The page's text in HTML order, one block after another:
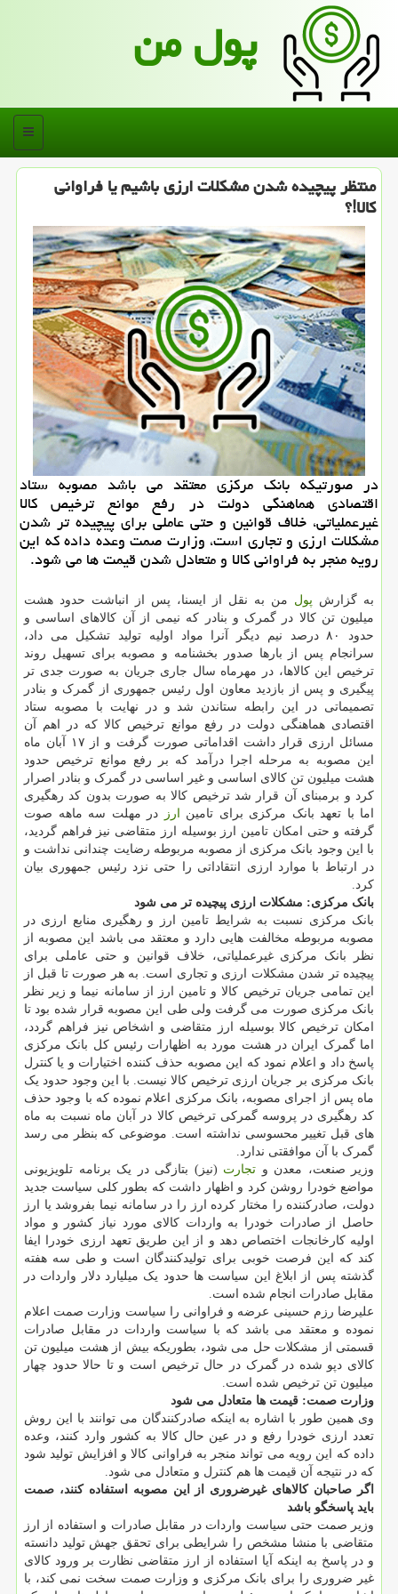
پول من
منو
منتظر پیچیده شدن مشكلات ارزی باشیم یا فراوانی
كالا!؟
در صورتیکه بانک مرکزی معتقد می باشد مصوبه ستاد
اقتصادی هماهنگی دولت در رفع موانع ترخیص کالا
غیرعملیاتی، خلاف قوانین و حتی عاملی برای پیچیده تر شدن
مشکلات ارزی و تجاری است، وزارت صمت وعده داده که این
رویه منجر به فراوانی کالا و متعادل شدن قیمت ها می شود.
به گزارش پول من به نقل از ایسنا، پس از انباشت حدود هشت
میلیون تن کالا در گمرک و بنادر که نیمی از آن کالاهای اساسی و
حدود ۸۰ درصد نیم دیگر آنرا مواد اولیه تولید تشکیل می داد،
سرانجام پس از بارها صدور بخشنامه و مصوبه برای تسهیل روند
ترخیص این کالاها، در مهرماه سال جاری جریان به صورت جدی تر
پیگیری و پس از بازدید معاون اول رئیس جمهوری از گمرک و بنادر
تصمیماتی در این رابطه ستاندن شد و در نهایت با مصوبه ستاد
اقتصادی هماهنگی دولت در رفع موانع ترخیص کالا که در اهم آن
مسائل ارزی قرار داشت اقداماتی صورت گرفت و از ۱۷ آبان ماه
این مصوبه به مرحله اجرا درآمد که بر رفع موانع ترخیص حدود
هشت میلیون تن کالای اساسی و غیر اساسی در گمرک و بنادر اصرار
کرد و برمبنای آن قرار شد ترخیص کالا به صورت بدون کد رهگیری
اما با تعهد بانک مرکزی برای تامین ارز
در مهلت سه ماهه صوت
گرفته و حتی امکان تامین ارز بوسیله ارز متقاضی نیز فراهم گردید،
با این وجود بانک مرکزی از مصوبه مربوطه رضایت چندانی نداشت و
در ارتباط با موارد ارزی انتقاداتی را حتی نزد رئیس جمهوری بیان
کرد.
بانک مرکزی: مشکلات ارزی پیچیده تر می شود
بانک مرکزی نسبت به شرایط تامین ارز و رهگیری منابع ارزی در
مصوبه مربوطه مخالفت هایی دارد و معتقد می باشد این مصوبه از
نظر بانک مرکزی غیرعملیاتی، خلاف قوانین و حتی عاملی برای
پیچیده تر شدن مشکلات ارزی و تجاری است. به هر صورت تا قبل از
این تمامی جریان ترخیص کالا و تامین ارز از سامانه نیما و زیر نظر
بانک مرکزی صورت می گرفت ولی طی این مصوبه قرار شده بود تا
امکان ترخیص کالا بوسیله ارز متقاضی و اشخاص نیز فراهم گردد،
اما گمرک ایران در هشت مورد به اظهارات رئیس کل بانک مرکزی
پاسخ داد و اعلام نمود که این مصوبه حذف کننده اختیارات و یا کنترل
بانک مرکزی بر جریان ارزی ترخیص کالا نیست. با این وجود حدود یک
ماه پس از اجرای مصوبه، بانک مرکزی اعلام نموده که با وجود حذف
کد رهگیری در پروسه گمرکی ترخیص کالا در آبان ماه نسبت به ماه
های قبل تغییر محسوسی نداشته است. موضوعی که بنظر می رسد
گمرک با آن موافقتی ندارد.
وزیر صنعت، معدن و تجارت (نیز) بتازگی در یک برنامه تلویزیونی
مواضع خودرا روشن کرد و اظهار داشت که بطور کلی سیاست جدید
دولت، صادرکننده را مختار کرده ارز را در سامانه نیما بفروشد یا ارز
حاصل از صادرات خودرا به واردات کالای مورد نیاز کشور و مواد
اولیه کارخانجات اختصاص دهد و از این طریق تعهد ارزی خودرا ایفا
کند که این فرصت خوبی برای تولیدکنندگان است و طی سه هفته
گذشته پس از ابلاغ این سیاست ها حدود یک میلیارد دلار واردات در
مقابل صادرات انجام شده است.
علیرضا رزم حسینی عرضه و فراوانی را سیاست وزارت صمت اعلام
نموده و معتقد می باشد که با سیاست واردات در مقابل صادرات
قسمتی از مشکلات حل می شود، بطوریکه بیش از هشت میلیون تن
کالای دپو شده در گمرک در حال ترخیص است و تا حالا حدود چهار
میلیون تن ترخیص شده است.
وزارت صمت: قیمت ها متعادل می شود
وی همین طور با اشاره به اینکه صادرکنندگان می توانند با این روش
تعدد ارزی خودرا رفع و در عین حال کالا به کشور وارد کنند، وعده
داده که این رویه می تواند منجر به فراوانی کالا و افزایش تولید شود
که در نتیجه آن قیمت ها هم کنترل و متعادل می شود.
اگر صاحبان کالاهای غیرضروری از این مصوبه استفاده کنند، صمت
باید پاسخگو باشد
وزیر صمت حتی سیاست واردات در مقابل صادرات و استفاده از ارز
متقاضی با منشا مشخص را شرایطی برای تحقق جهش تولید دانسته
و در پاسخ به اینکه آیا استفاده از ارز متقاضی نظارت بر ورود کالای
غیر ضروری را برای بانک مرکزی و وزارت صمت سخت نمی کند، با